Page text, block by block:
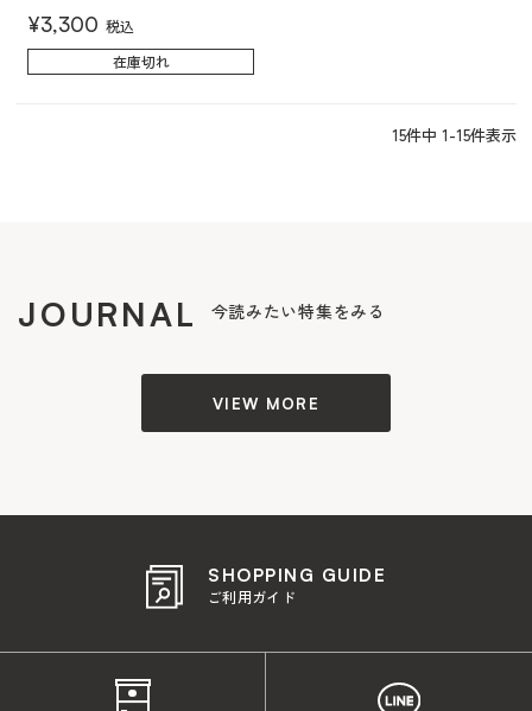
¥3,300 税込
在庫切れ
15件中 1-15件表示
JOURNAL 今読みたい特集をみる
VIEW MORE
SHOPPING GUIDE
ご利用ガイド